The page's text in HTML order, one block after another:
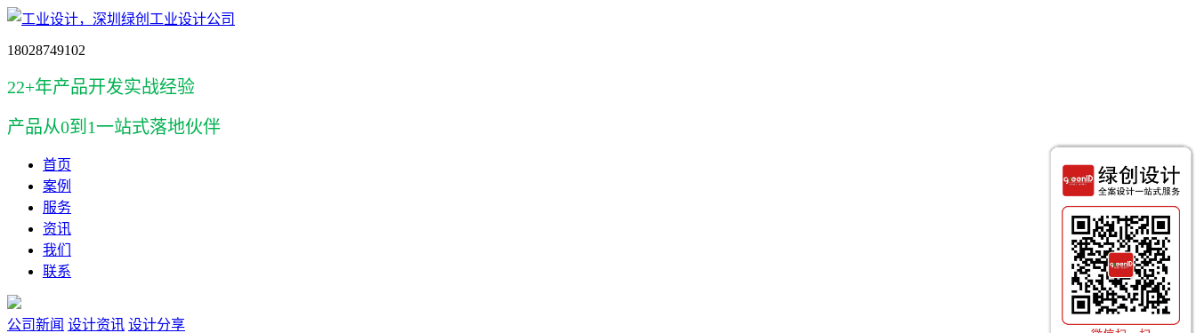
18028749102
22+年产品开发实战经验
产品从0到1一站式落地伙伴
首页
案例
服务
资讯
我们
联系
公司新闻 设计资讯 设计分享